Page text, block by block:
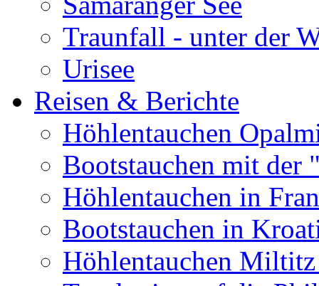
Traunfall - unter der
Urisee
Reisen & Berichte
Höhlentauchen
Bootstauchen mit
Höhlentauchen in
Bootstauchen in
Höhlentauchen